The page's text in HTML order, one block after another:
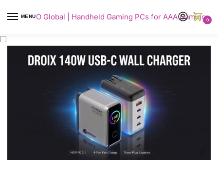
MENU
AYANEO Global | Handheld Gaming PCs for AAA Gaming0